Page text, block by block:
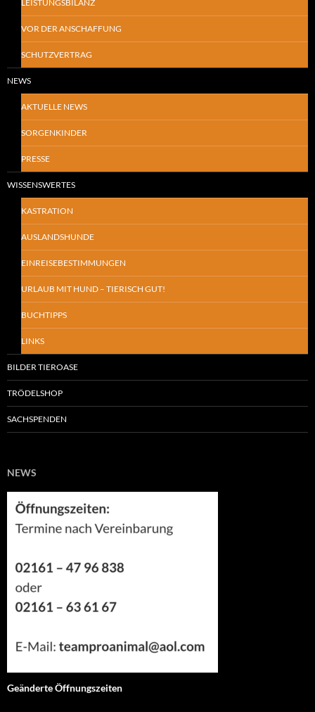
LEISTUNGSBILANZ
VOR DER ANSCHAFFUNG
SCHUTZVERTRAG
NEWS
AKTUELLE NEWS
SORGENKINDER
PRESSE
WISSENSWERTES
KASTRATION
AUSLANDSHUNDE
EINREISEBESTIMMUNGEN
URLAUB MIT HUND – TIERISCH GUT!
BUCHTIPPS
LINKS
BILDER TIEROASE
TRÖDELSHOP
SACHSPENDEN
NEWS
Geänderte Öffnungszeiten